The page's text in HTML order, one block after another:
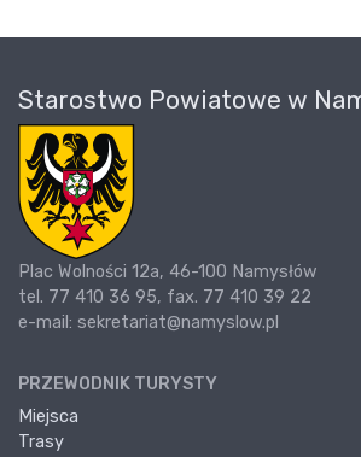
Starostwo Powiatowe w
Plac Wolności 12a, 46-100 Namysłów
tel. 77 410 36 95, fax. 77 410 39 22
e-mail: sekretariat@namyslow.pl
PRZEWODNIK TURYSTY
Miejsca
Trasy